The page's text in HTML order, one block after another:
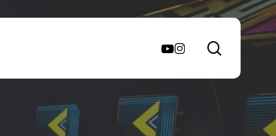
search
youtube
instagram